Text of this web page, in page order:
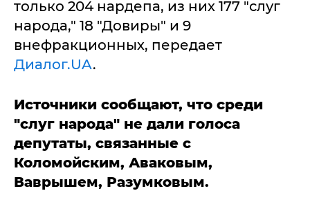
только 204 нардепа, из них 177 "слуг
народа," 18 "Довиры" и 9
внефракционных, передает
Диалог.UA.
Источники сообщают, что среди
"слуг народа" не дали голоса
депутаты, связанные с
Коломойским, Аваковым,
Ваврышем, Разумковым.